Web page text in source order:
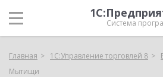
Система
Главная 1С:Управление торговлей 8
Мытищи